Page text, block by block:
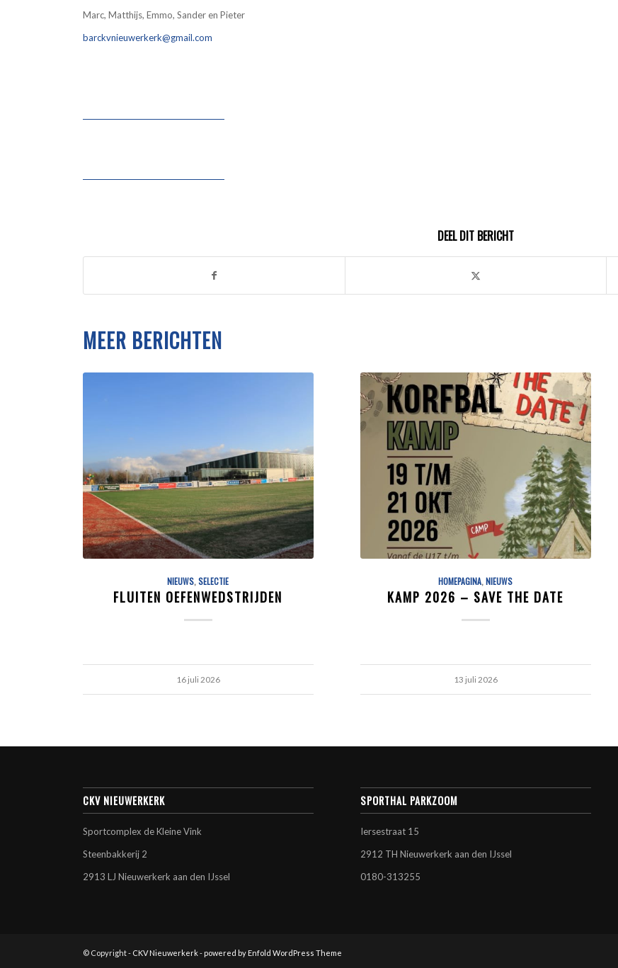
Marc, Matthijs, Emmo, Sander en Pieter
barckvnieuwerkerk@gmail.com
DEEL DIT BERICHT
MEER BERICHTEN
NIEUWS,SELECTIE
FLUITEN OEFENWEDSTRIJDEN
16 juli 2026
HOMEPAGINA,NIEUWS
KAMP 2026 – SAVE THE DATE
13 juli 2026
CKV NIEUWERKERK
Sportcomplex de Kleine Vink
Steenbakkerij 2
2913 LJ Nieuwerkerk aan den IJssel
SPORTHAL PARKZOOM
Iersestraat 15
2912 TH Nieuwerkerk aan den IJssel
0180-313255
© Copyright - CKV Nieuwerkerk- powered by Enfold WordPress Theme